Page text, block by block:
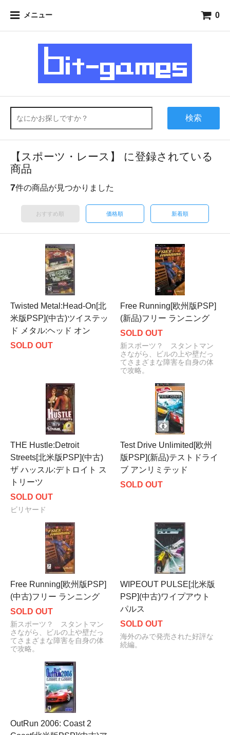
メニュー 0
検索
【スポーツ・レース】 に登録されている
商品
7件の商品が見つかりました
おすすめ順 価格順 新着順
Twisted Metal:Head-On[北
米版PSP](中古)ツイステッ
ド メタル:ヘッド オン
SOLD OUT
Free Running[欧州版PSP]
(新品)フリー ランニング
SOLD OUT
新スポーツ？ スタントマン
さながら、ビルの上や壁だっ
てさまざまな障害を自身の体
で攻略。
THE Hustle:Detroit
Streets[北米版PSP](中古)
ザ ハッスル:デトロイト ス
トリーツ
SOLD OUT
ビリヤード
Test Drive Unlimited[欧州
版PSP](新品)テストドライ
ブ アンリミテッド
SOLD OUT
Free Running[欧州版PSP]
(中古)フリー ランニング
SOLD OUT
新スポーツ？ スタントマン
さながら、ビルの上や壁だっ
てさまざまな障害を自身の体
で攻略。
WIPEOUT PULSE[北米版
PSP](中古)ワイプアウト
パルス
SOLD OUT
海外のみで発売された好評な
続編。
OutRun 2006: Coast 2